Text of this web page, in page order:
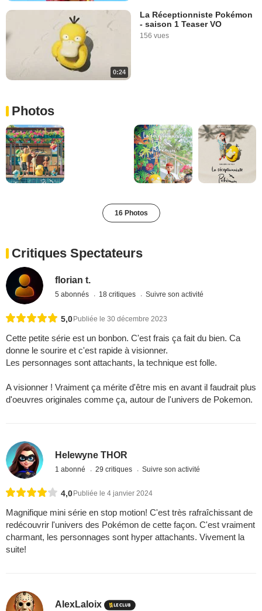
0:24
La Réceptionniste Pokémon
- saison 1 Teaser VO
156 vues
Photos
16 Photos
Critiques Spectateurs
florian t.
5 abonnés 18 critiques Suivre son activité
5,0 Publiée le 30 décembre 2023
Cette petite série est un bonbon. C'est frais ça fait du bien. Ca
donne le sourire et c'est rapide à visionner.
Les personnages sont attachants, la technique est folle.
A visionner ! Vraiment ça mérite d'être mis en avant il faudrait plus
d'oeuvres originales comme ça, autour de l'univers de Pokemon.
Helewyne THOR
1 abonné 29 critiques Suivre son activité
4,0 Publiée le 4 janvier 2024
Magnifique mini série en stop motion! C'est très rafraîchissant de
redécouvrir l'univers des Pokémon de cette façon. C'est vraiment
charmant, les personnages sont hyper attachants. Vivement la
suite!
AlexLaloix